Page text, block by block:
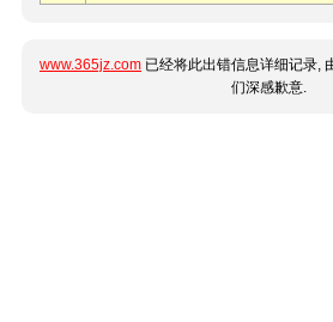
www.365jz.com 已经将此出错信息详细记录,
们深感歉意.